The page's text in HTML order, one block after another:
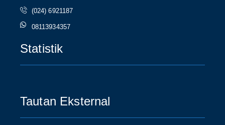
(024) 6921187
08113934357
Statistik
Tautan Eksternal